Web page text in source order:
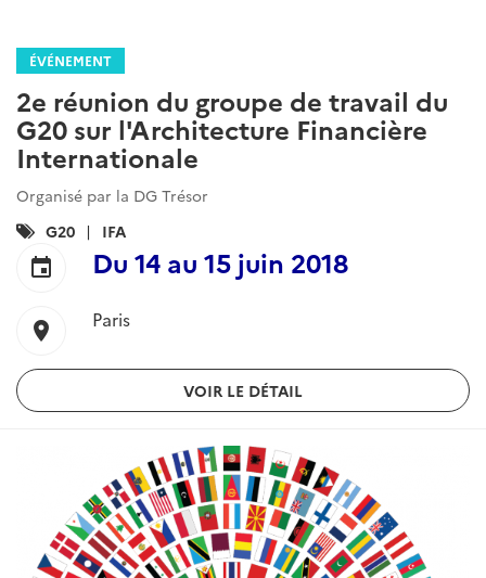
ÉVÉNEMENT
2e réunion du groupe de travail du
G20 sur l'Architecture Financière
Internationale
Organisé par la DG Trésor
Catégories
:
G20 IFA
event Du 14 au 15 juin 2018
location_on Paris
VOIR LE DÉTAIL